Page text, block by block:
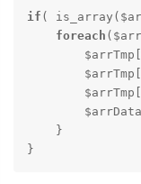
if (
foreach
        $arrTmp[
        $arrTmp[
        $arrTmp[
    }
}